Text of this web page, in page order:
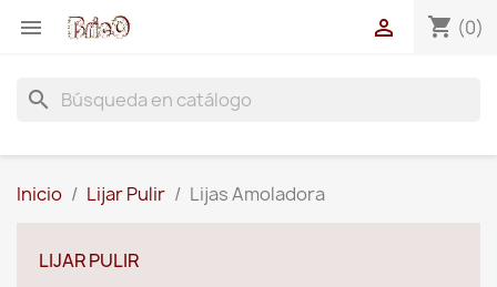
 shopping_cart (0)

search
Inicio Lijar Pulir Lijas Amoladora
LIJAR PULIR